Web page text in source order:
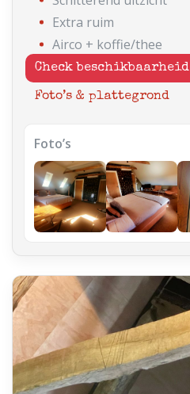
Extra ruim
Airco + koffie/thee
Check beschikbaarheid
Foto’s & plattegrond
Foto’s